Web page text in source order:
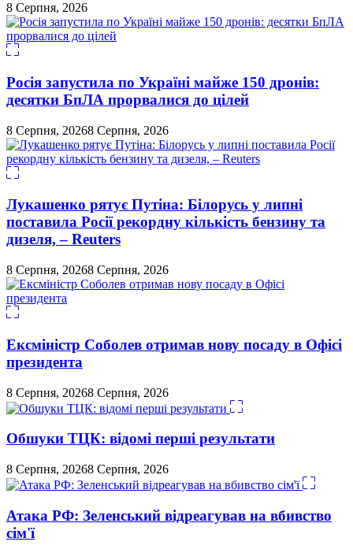
8 Серпня, 2026
Росія запустила по Україні майже 150 дронів:
десятки БпЛА прорвалися до цілей
8 Серпня, 20268 Серпня, 2026
Лукашенко рятує Путіна: Білорусь у липні
поставила Росії рекордну кількість бензину та
дизеля, – Reuters
8 Серпня, 20268 Серпня, 2026
Ексміністр Соболев отримав нову посаду в Офісі
президента
8 Серпня, 20268 Серпня, 2026
Обшуки ТЦК: відомі перші результати
8 Серпня, 20268 Серпня, 2026
Атака РФ: Зеленський відреагував на вбивство
сім'ї